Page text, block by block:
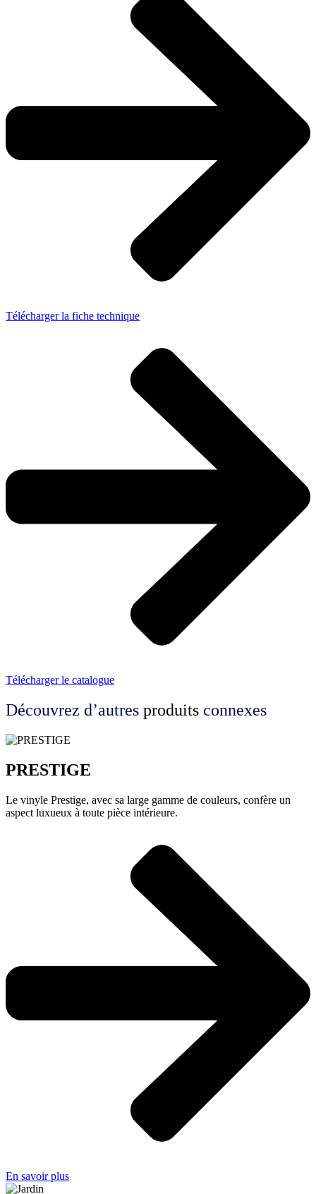
Télécharger la fiche technique
Télécharger le catalogue
Découvrez d’autres produits connexes
PRESTIGE
Le vinyle Prestige, avec sa large gamme de couleurs, confère un
aspect luxueux à toute pièce intérieure.
En savoir plus